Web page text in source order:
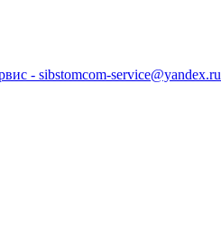
- sibstomcom-service@yandex.ru